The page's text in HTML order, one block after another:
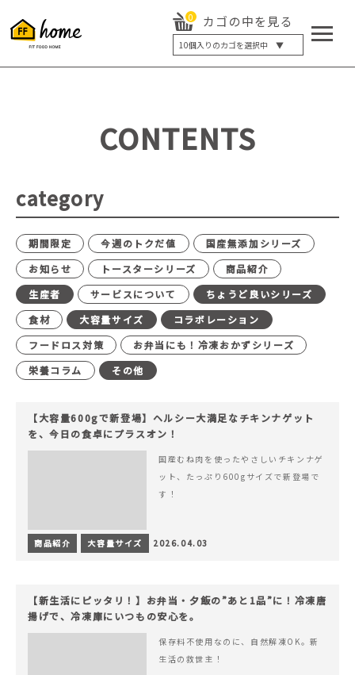
0 カゴの中を見る
10個入りのカゴを選択中 ▼
5個入り
20個入り
最大12%OFF
CONTENTS
category
期間限定 今週のトクだ値
国産無添加シリーズ
お知らせ
トースターシリーズ
商品紹介
生産者
サービスについて
ちょうど良いシリーズ
食材
大容量サイズ
コラボレーション
フードロス対策
お弁当にも！冷凍おかずシリーズ
栄養コラム
その他
【大容量600gで新登場】ヘルシー大満足なチキンナゲット
を、今日の食卓にプラスオン！
国産むね肉を使ったやさしいチキンナゲ
ット、たっぷり600gサイズで新登場で
す！
商品紹介 大容量サイズ 2026.04.03
【新生活にピッタリ！】お弁当・夕飯の”あと1品”に！冷凍唐
揚げで、冷凍庫にいつもの安心を。
保存料不使用なのに、自然解凍OK。新
生活の救世主！